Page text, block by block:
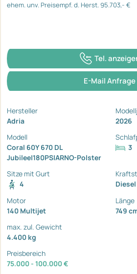
ehem. unv. Preisempf. d. Herst. 95.703,- €
Tel.
E-Mail Anfrage
Hersteller
Adria
2026
Modell
Coral 60Y 670 DL
Jubilee|180PS|ARNO-Polster
3
Sitze mit Gurt
4
Diesel
Motor
140 Multijet
Länge
749
max. zul. Gewicht
4.400 kg
Preisbereich
75.000 - 100.000 €